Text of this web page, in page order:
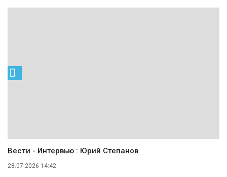
Вести - Интервью : Юрий Степанов
28.07.2026 14:42